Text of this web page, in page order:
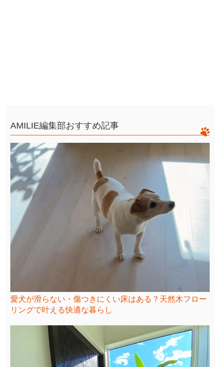
AMILIE編集部おすすめ記事
愛犬が滑らない・傷つきにくい床はある？天然木フロー
リングで叶える快適な暮らし